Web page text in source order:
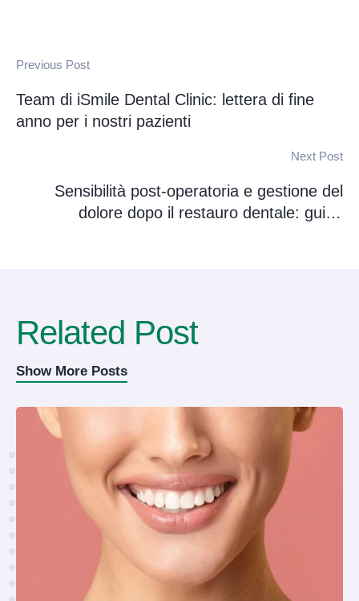
Previous Post
Team di iSmile Dental Clinic: lettera di fine
anno per i nostri pazienti
Next Post
Sensibilità post-operatoria e gestione del
dolore dopo il restauro dentale: guida
Related Post
Show More Posts